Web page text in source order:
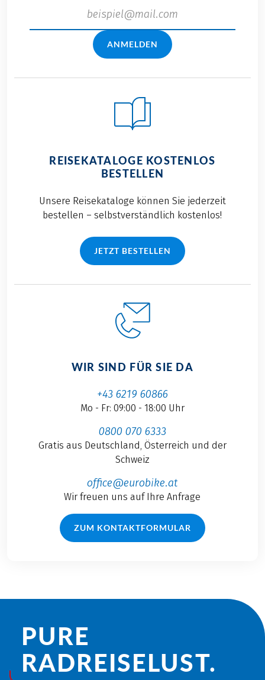
ANMELDEN
REISEKATALOGE KOSTENLOS
BESTELLEN
Unsere Reisekataloge können Sie jederzeit
bestellen – selbstverständlich kostenlos!
JETZT BESTELLEN
WIR SIND FÜR SIE DA
+43 6219 60866
Mo - Fr: 09:00 - 18:00 Uhr
0800 070 6333
Gratis aus Deutschland, Österreich und der
Schweiz
office@eurobike.at
Wir freuen uns auf Ihre Anfrage
ZUM KONTAKTFORMULAR
PURE
RADREISE­LUST.